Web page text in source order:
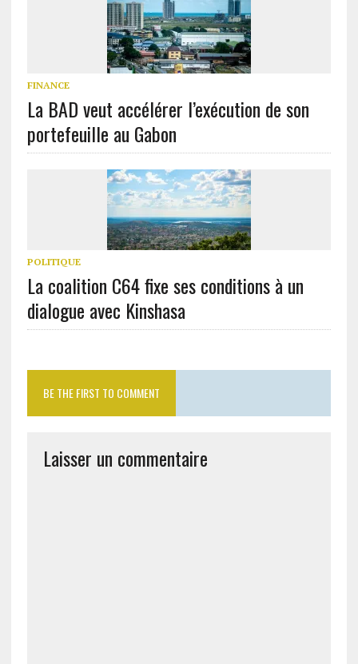
FINANCE
La BAD veut accélérer l’exécution de son
portefeuille au Gabon
POLITIQUE
La coalition C64 fixe ses conditions à un
dialogue avec Kinshasa
BE THE FIRST TO COMMENT
Laisser un commentaire